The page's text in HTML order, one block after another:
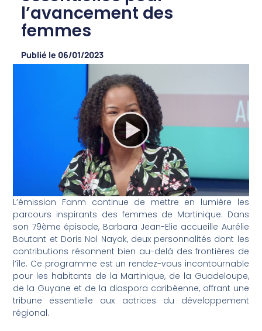
l’avancement des
femmes
Publié le 06/01/2023
L’émission Fanm continue de mettre en lumière les
parcours inspirants des femmes de Martinique. Dans
son 79ème épisode, Barbara Jean-Elie accueille Aurélie
Boutant et Doris Nol Nayak, deux personnalités dont les
contributions résonnent bien au-delà des frontières de
l’île. Ce programme est un rendez-vous incontournable
pour les habitants de la Martinique, de la Guadeloupe,
de la Guyane et de la diaspora caribéenne, offrant une
tribune essentielle aux actrices du développement
régional.